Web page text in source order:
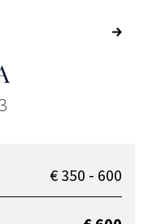
€ 350 - 600